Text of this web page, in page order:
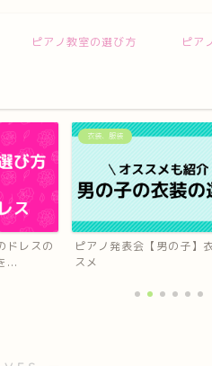
ピアノ教室の選び方 ピア
装のオス
衣装、服装
【大人の女性向け】演奏
会、伴奏の服装に使えるロ